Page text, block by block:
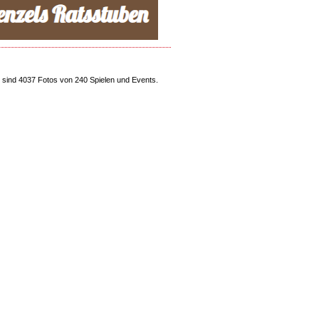
sind 4037 Fotos von 240 Spielen und Events.